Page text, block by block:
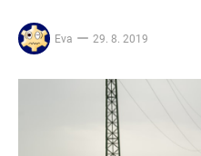
Eva 29. 8. 2019